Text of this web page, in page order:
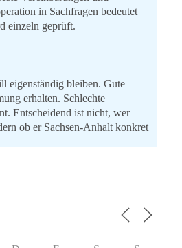
in Sachfragen bedeutet
einzeln geprüft.
eigenständig bleiben. Gute
erhalten. Schlechte
Entscheidend ist nicht, wer
ob er Sachsen-Anhalt konkret
#Landtagswahl2026
#Kooperation